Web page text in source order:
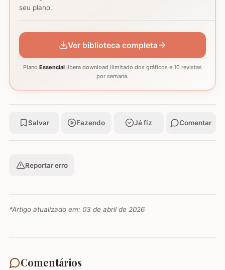
seu plano.
Coração - Tapete
montagem
Ver biblioteca completa
Plano Essencial libera download ilimitado dos gráficos e 10 revistas
por semana.
Salvar Fazendo Já fiz Comentar
Reportar erro
*Artigo atualizado em: 03 de abril de 2026
Comentários